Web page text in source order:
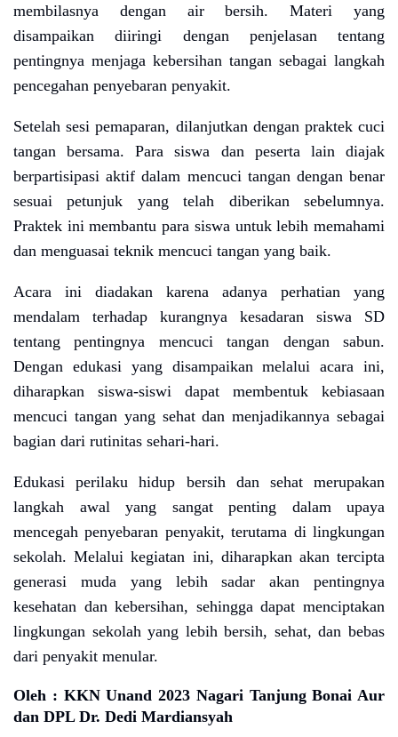
membilasnya dengan air bersih. Materi yang
disampaikan diiringi dengan penjelasan tentang
pentingnya menjaga kebersihan tangan sebagai langkah
pencegahan penyebaran penyakit.
Setelah sesi pemaparan, dilanjutkan dengan praktek cuci
tangan bersama. Para siswa dan peserta lain diajak
berpartisipasi aktif dalam mencuci tangan dengan benar
sesuai petunjuk yang telah diberikan sebelumnya.
Praktek ini membantu para siswa untuk lebih memahami
dan menguasai teknik mencuci tangan yang baik.
Acara ini diadakan karena adanya perhatian yang
mendalam terhadap kurangnya kesadaran siswa SD
tentang pentingnya mencuci tangan dengan sabun.
Dengan edukasi yang disampaikan melalui acara ini,
diharapkan siswa-siswi dapat membentuk kebiasaan
mencuci tangan yang sehat dan menjadikannya sebagai
bagian dari rutinitas sehari-hari.
Edukasi perilaku hidup bersih dan sehat merupakan
langkah awal yang sangat penting dalam upaya
mencegah penyebaran penyakit, terutama di lingkungan
sekolah. Melalui kegiatan ini, diharapkan akan tercipta
generasi muda yang lebih sadar akan pentingnya
kesehatan dan kebersihan, sehingga dapat menciptakan
lingkungan sekolah yang lebih bersih, sehat, dan bebas
dari penyakit menular.
Oleh : KKN Unand 2023 Nagari Tanjung Bonai Aur
dan DPL Dr. Dedi Mardiansyah